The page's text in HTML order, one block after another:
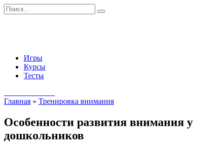
Перейти
к
Search
for:
Игры
Курсы
Тесты
Главная » Тренировка внимания
Особенности развития внимания у
дошкольников